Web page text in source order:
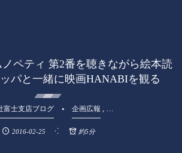
ノペティ 第2番を聴きながら絵本読
パと一緒に映画HANABIを観る
富士支店ブログ 企画広報 , …
2016-02-25 約5分